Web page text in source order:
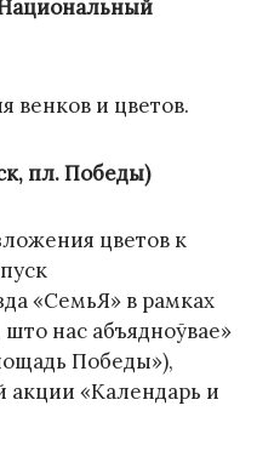
венков и цветов.
пл. Победы)
цветов к
«СемьЯ» в рамках
нас абъядноўвае»
Победы»),
акции «Календарь и